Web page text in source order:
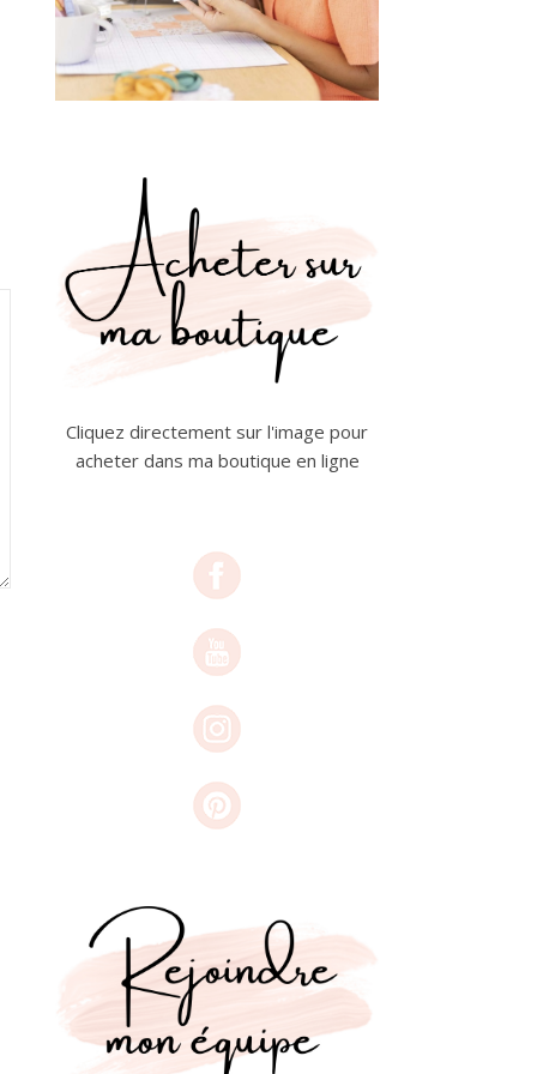
Cliquez directement sur l'image pour
acheter dans ma boutique en ligne